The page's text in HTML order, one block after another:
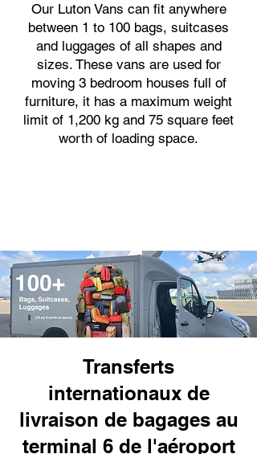
Our Luton Vans can fit anywhere
between 1 to 100 bags, suitcases
and luggages of all shapes and
sizes. These vans are used for
moving 3 bedroom houses full of
furniture, it has a maximum weight
limit of 1,200 kg and 75 square feet
worth of loading space.
Transferts
internationaux de
livraison de bagages au
terminal 6 de l'aéroport